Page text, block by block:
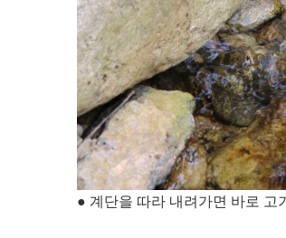
● 계단을 따라 내려가면 바로 고